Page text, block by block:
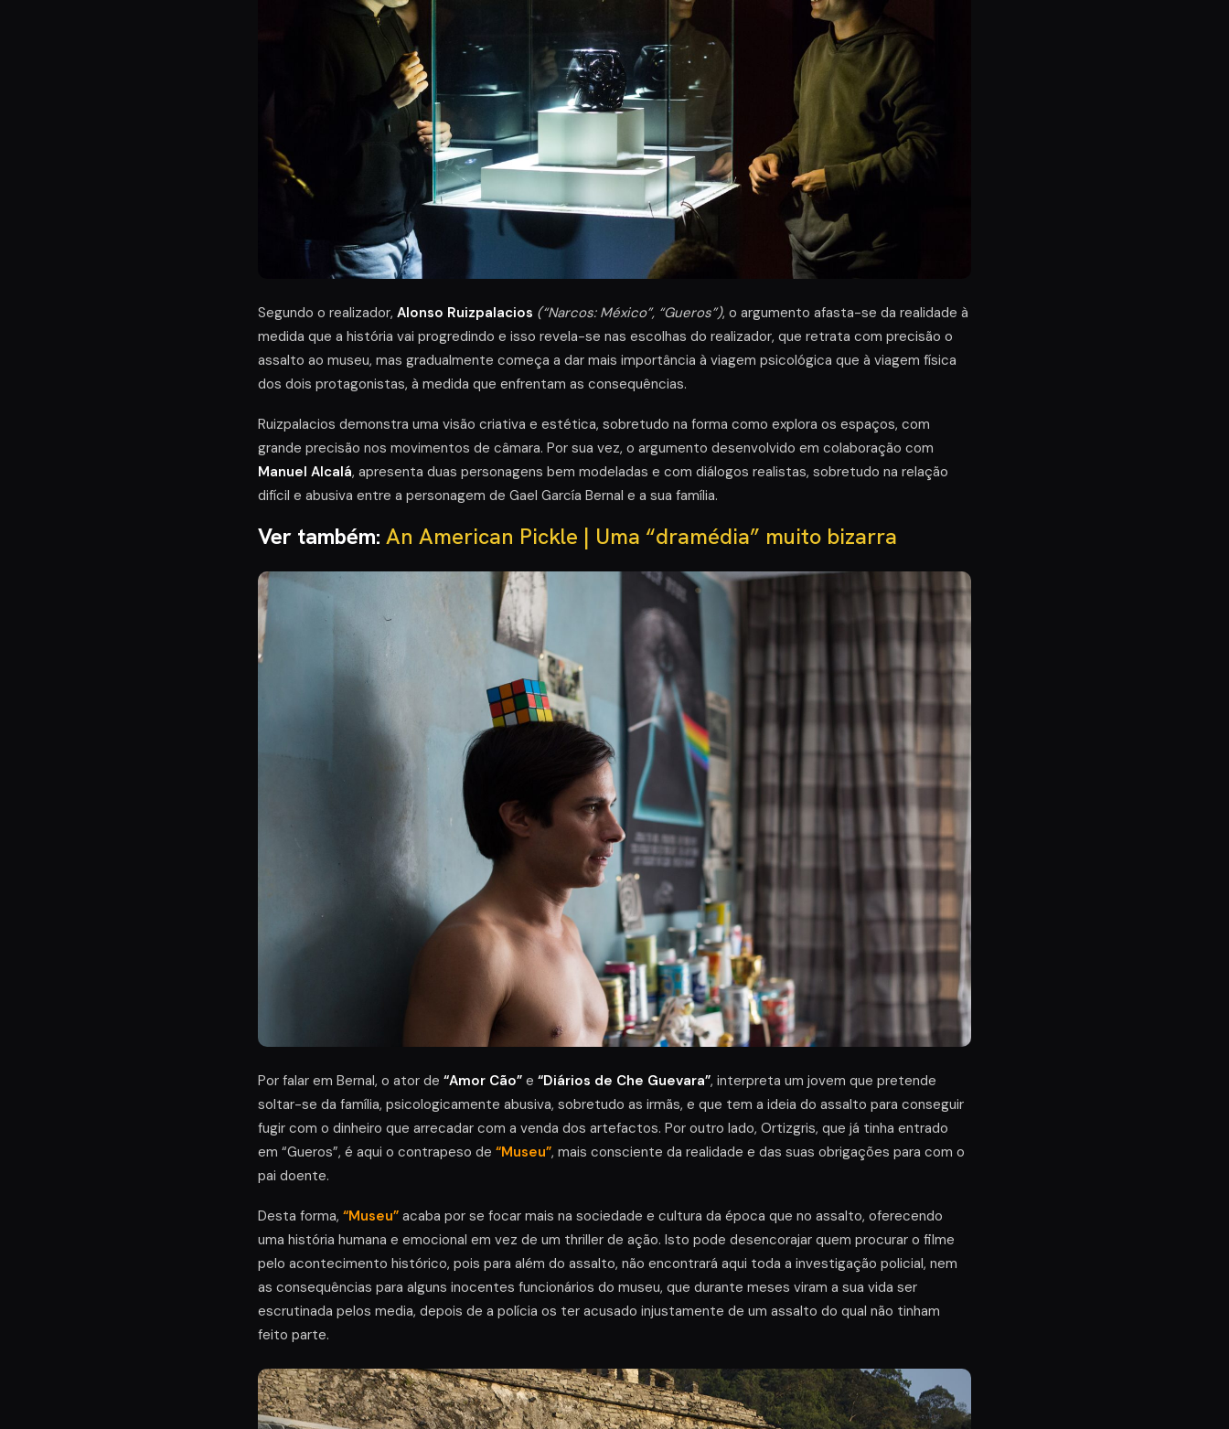
Segundo o realizador, Alonso Ruizpalacios (“Narcos: México”, “Gueros”), o argumento afasta-se da realidade à
medida que a história vai progredindo e isso revela-se nas escolhas do realizador, que retrata com precisão o
assalto ao museu, mas gradualmente começa a dar mais importância à viagem psicológica que à viagem física
dos dois protagonistas, à medida que enfrentam as consequências.
Ruizpalacios demonstra uma visão criativa e estética, sobretudo na forma como explora os espaços, com
grande precisão nos movimentos de câmara. Por sua vez, o argumento desenvolvido em colaboração com
Manuel Alcalá, apresenta duas personagens bem modeladas e com diálogos realistas, sobretudo na relação
difícil e abusiva entre a personagem de Gael García Bernal e a sua família.
Ver também: An American Pickle | Uma “dramédia” muito bizarra
Por falar em Bernal, o ator de “Amor Cão” e “Diários de Che Guevara”, interpreta um jovem que pretende
soltar-se da família, psicologicamente abusiva, sobretudo as irmãs, e que tem a ideia do assalto para conseguir
fugir com o dinheiro que arrecadar com a venda dos artefactos. Por outro lado, Ortizgris, que já tinha entrado
em “Gueros”, é aqui o contrapeso de “Museu”, mais consciente da realidade e das suas obrigações para com o
pai doente.
Desta forma, “Museu” acaba por se focar mais na sociedade e cultura da época que no assalto, oferecendo
uma história humana e emocional em vez de um thriller de ação. Isto pode desencorajar quem procurar o filme
pelo acontecimento histórico, pois para além do assalto, não encontrará aqui toda a investigação policial, nem
as consequências para alguns inocentes funcionários do museu, que durante meses viram a sua vida ser
escrutinada pelos media, depois de a polícia os ter acusado injustamente de um assalto do qual não tinham
feito parte.